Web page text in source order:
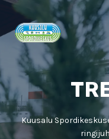
Skip
content
Kuusalu